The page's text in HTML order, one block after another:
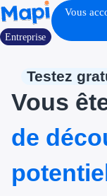
Entreprise
Vous
Testez
Vous
de